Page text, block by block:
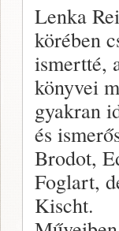
Lenka
körében
ismertté,
könyvei
gyakran
és
Brodot,
Foglart,
Kischt.